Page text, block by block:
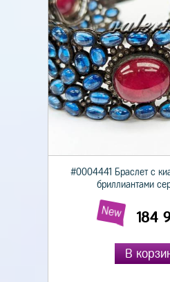
#0004441 Браслет с
бриллиантами
New 184
В